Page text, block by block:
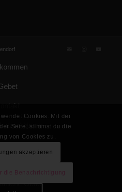
Gottes KdöR
Gebet
Cookies. Mit der
Seite, stimmst du die
von Cookies zu.
akzeptieren
die Benachrichtigung